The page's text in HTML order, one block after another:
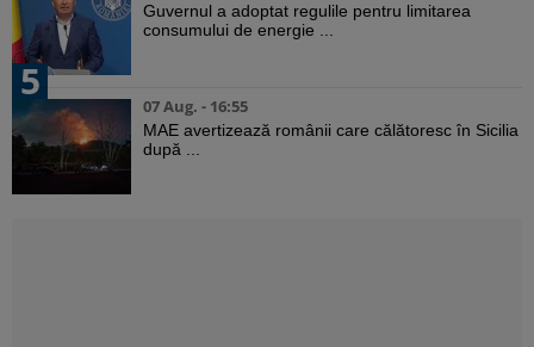
Guvernul a adoptat regulile pentru limitarea
consumului de energie ...
5
07 Aug. - 16:55
MAE avertizează românii care călătoresc în Sicilia
după ...